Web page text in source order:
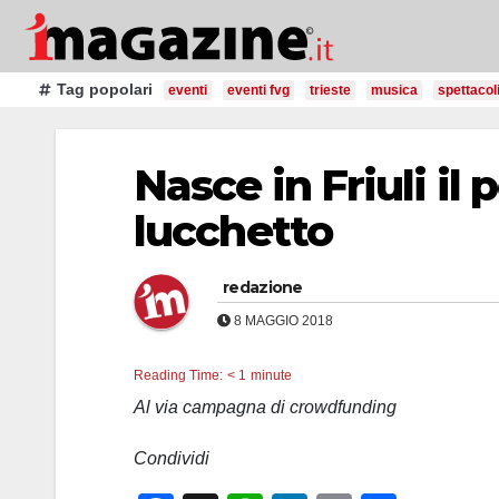
Salta
contenutoTag popolari eventi eventi fvg trieste musica spettacoli
Nasce in Friuli il
lucchetto
redazione
8 MAGGIO 2018
Reading Time: < 1 minute
Al via campagna di crowdfunding
Condividi